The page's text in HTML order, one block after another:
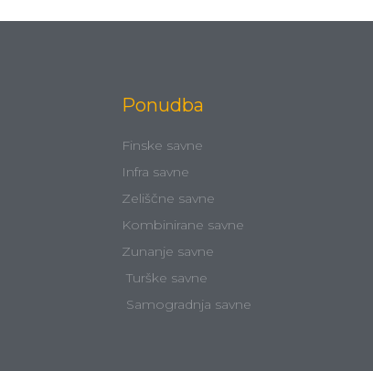
Ponudba
Finske savne
Infra savne
Zeliščne savne
Kombinirane savne
Zunanje savne
Turške savne
Samogradnja savne